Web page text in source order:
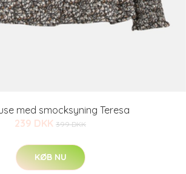
med smocksyning Teresa
239 DKK 399 DKK
KØB NU